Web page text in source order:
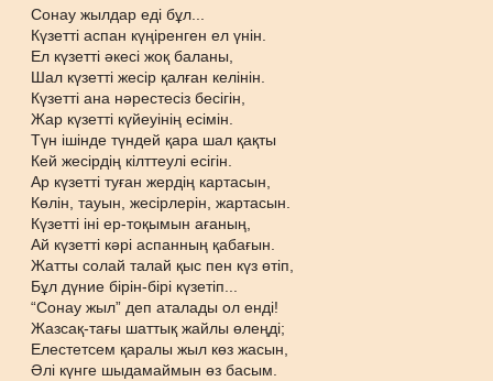
Сонау жылдар еді бұл...
Күзетті аспан күңіренген ел үнін.
Ел күзетті әкесі жоқ баланы,
Шал күзетті жесір қалған келінін.
Күзетті ана нәрестесіз бесігін,
Жар күзетті күйеуінің есімін.
Түн ішінде түндей қара шал қақты
Кей жесірдің кілттеулі есігін.
Ар күзетті туған жердің картасын,
Көлін, тауын, жесірлерін, жартасын.
Күзетті іні ер-тоқымын ағаның,
Ай күзетті кәрі аспанның қабағын.
Жатты солай талай қыс пен күз өтіп,
Бұл дүние бірін-бірі күзетіп...
“Сонау жыл” деп аталады ол енді!
Жазсақ-тағы шаттық жайлы өлеңді;
Елестетсем қаралы жыл көз жасын,
Әлі күнге шыдамаймын өз басым.